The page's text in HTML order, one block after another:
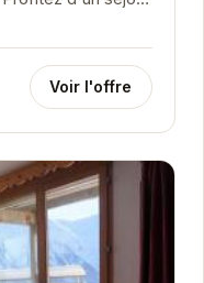
de...
Voir l'offre